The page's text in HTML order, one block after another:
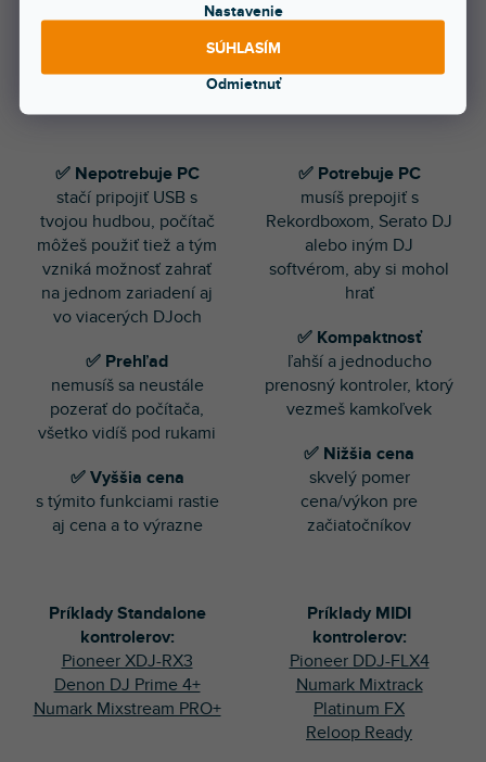
Nastavenie
Odmietnuť
SÚHLASÍM
✅ Nepotrebuje PC
stačí pripojiť USB s
tvojou hudbou, počítač
môžeš použiť tiež a tým
vzniká možnosť zahrať
na jednom zariadení aj
vo viacerých DJoch
✅ Prehľad
nemusíš sa neustále
pozerať do počítača,
všetko vidíš pod rukami
✅ Vyššia cena
s týmito funkciami rastie
aj cena a to výrazne
✅ Potrebuje PC
musíš prepojiť s
Rekordboxom, Serato DJ
alebo iným DJ
softvérom, aby si mohol
hrať
✅ Kompaktnosť
ľahší a jednoducho
prenosný kontroler, ktorý
vezmeš kamkoľvek
✅ Nižšia cena
skvelý pomer
cena/výkon pre
začiatočníkov
Príklady Standalone
kontrolerov:
Pioneer XDJ-RX3
Denon DJ Prime 4+
Numark Mixstream PRO+
Príklady MIDI
kontrolerov:
Pioneer DDJ-FLX4
Numark Mixtrack
Platinum FX
Reloop Ready